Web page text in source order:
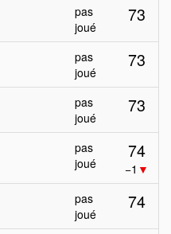
pas
joué
73
pas
joué
73
pas
joué
73
pas
joué
74
−1 ▼
pas
joué
74